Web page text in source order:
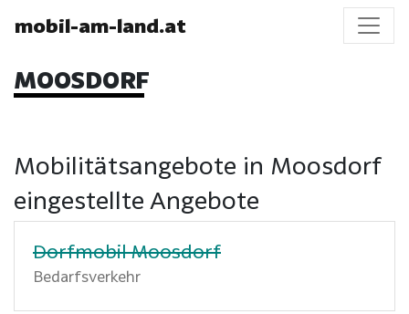
mobil-am-land.at
MOOSDORF
Mobilitätsangebote in Moosdorf
eingestellte Angebote
Dorfmobil Moosdorf
Bedarfsverkehr